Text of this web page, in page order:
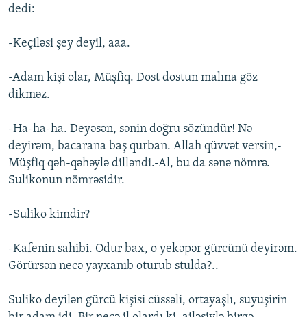
dedi:
-Keçiləsi şey deyil, aaa.
-Adam kişi olar, Müşfiq. Dost dostun malına göz
dikməz.
-Ha-ha-ha. Deyəsən, sənin doğru sözündür! Nə
deyirəm, bacarana baş qurban. Allah qüvvət versin,-
Müşfiq qəh-qəhəylə dilləndi.-Al, bu da sənə nömrə.
Sulikonun nömrəsidir.
-Suliko kimdir?
-Kafenin sahibi. Odur bax, o yekəpər gürcünü deyirəm.
Görürsən necə yayxanıb oturub stulda?..
Suliko deyilən gürcü kişisi cüssəli, ortayaşlı, suyuşirin